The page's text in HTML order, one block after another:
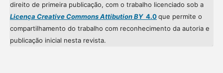
direito de primeira publicação, com o trabalho licenciado sob a
Licença Creative Commons Attibution BY4.0que permite o
compartilhamento do trabalho com reconhecimento da autoria e
publicação inicial nesta revista.